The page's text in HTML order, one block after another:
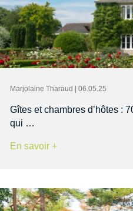
Marjolaine Tharaud | 06.05.25
Gîtes et chambres d’hôtes :
qui …
En savoir +